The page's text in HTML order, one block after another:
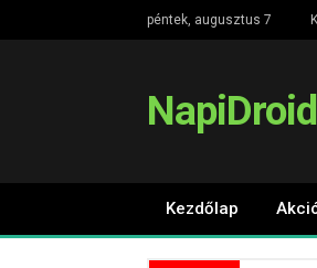
péntek, augusztus 7
NapiDroid
Kezdőlap